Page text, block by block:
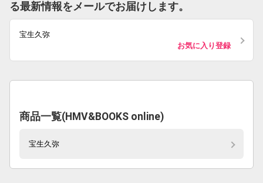
る最新情報をメールでお届けします。
宝生久弥
お気に入り登録
商品一覧(HMV&BOOKS online)
宝生久弥